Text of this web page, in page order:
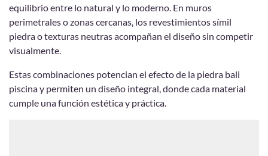
equilibrio entre lo natural y lo moderno. En muros
perimetrales o zonas cercanas, los revestimientos símil
piedra o texturas neutras acompañan el diseño sin competir
visualmente.
Estas combinaciones potencian el efecto de la piedra bali
piscina y permiten un diseño integral, donde cada material
cumple una función estética y práctica.